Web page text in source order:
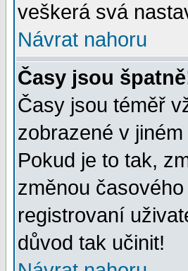
veškerá svá
Návrat nahoru
Časy jsou
Časy jsou téměř
zobrazené v
Pokud je to tak,
změnou
registrovaní
důvod tak učinit!